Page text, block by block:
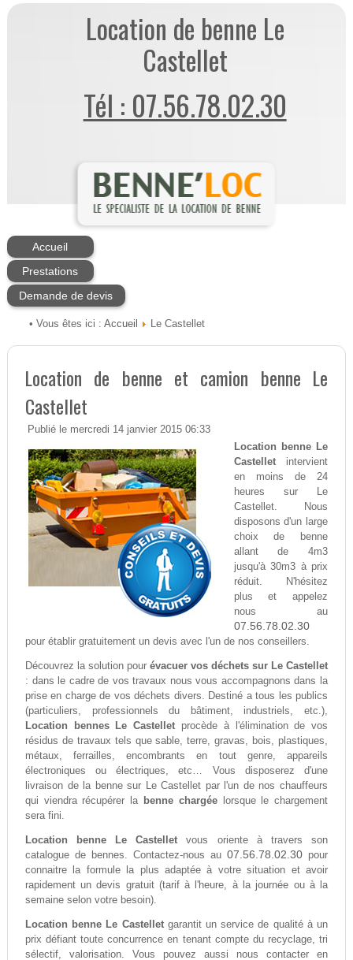
Location de benne Le
Castellet
Tél : 07.56.78.02.30
Accueil
Prestations
Demande de devis
• Vous êtes ici : Accueil Le Castellet
Location de benne et camion benne Le
Castellet
Publié le mercredi 14 janvier 2015 06:33
Location benne Le
Castelletintervient
en moins de 24
heures sur Le
Castellet. Nous
disposons d'un large
choix de benne
allant de 4m3
jusqu'à 30m3 à prix
réduit. N'hésitez
plus et appelez
nous au
07.56.78.02.30
pour établir gratuitement un devis avec l'un de nos conseillers.
Découvrez la solution pour évacuer vos déchets sur Le Castellet
: dans le cadre de vos travaux nous vous accompagnons dans la
prise en charge de vos déchets divers. Destiné a tous les publics
(particuliers, professionnels du bâtiment, industriels, etc.),
Location bennes Le Castellet procède à l'élimination de vos
résidus de travaux tels que sable, terre, gravas, bois, plastiques,
métaux, ferrailles, encombrants en tout genre, appareils
électroniques ou électriques, etc… Vous disposerez d'une
livraison de la benne sur Le Castellet par l'un de nos chauffeurs
qui viendra récupérer la benne chargéelorsque le chargement
sera fini.
Location benne Le Castellet vous oriente à travers son
catalogue de bennes. Contactez-nous au07.56.78.02.30 pour
connaitre la formule la plus adaptée à votre situation et avoir
rapidement un devis gratuit (tarif à l'heure, à la journée ou à la
semaine selon votre besoin).
Location benne Le Castelletgarantit un service de qualité à un
prix défiant toute concurrence en tenant compte du recyclage, tri
sélectif, valorisation. Vous pouvez aussi nous contacter en